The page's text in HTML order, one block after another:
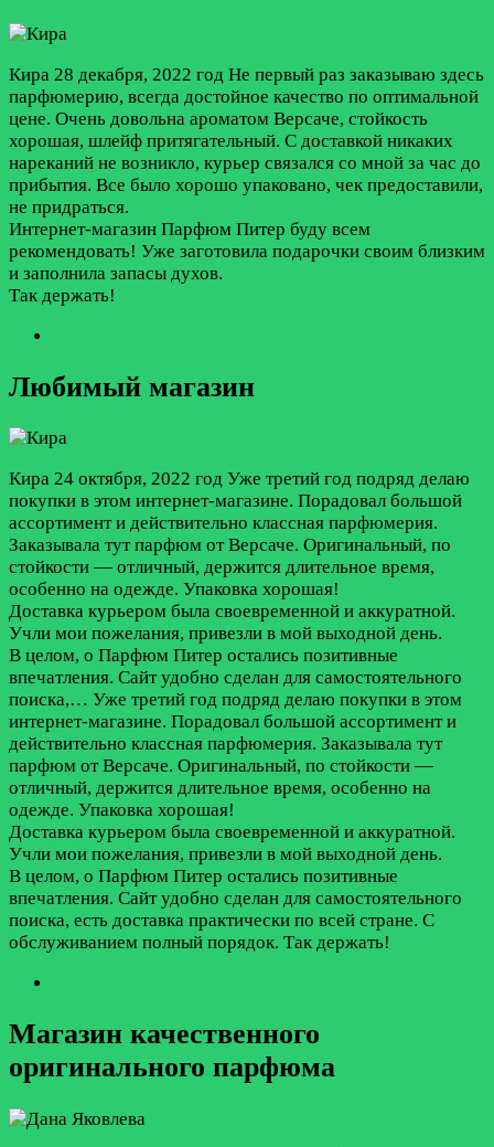
Кира 28 декабря, 2022 год Не первый раз заказываю здесь
парфюмерию, всегда достойное качество по оптимальной
цене. Очень довольна ароматом Версаче, стойкость
хорошая, шлейф притягательный. С доставкой никаких
нареканий не возникло, курьер связался со мной за час до
прибытия. Все было хорошо упаковано, чек предоставили,
не придраться.
Интернет-магазин Парфюм Питер буду всем
рекомендовать! Уже заготовила подарочки своим близким
и заполнила запасы духов.
Так держать!
Любимый магазин
Кира 24 октября, 2022 год Уже третий год подряд делаю
покупки в этом интернет-магазине. Порадовал большой
ассортимент и действительно классная парфюмерия.
Заказывала тут парфюм от Версаче. Оригинальный, по
стойкости — отличный, держится длительное время,
особенно на одежде. Упаковка хорошая!
Доставка курьером была своевременной и аккуратной.
Учли мои пожелания, привезли в мой выходной день.
В целом, о Парфюм Питер остались позитивные
впечатления. Сайт удобно сделан для самостоятельного
поиска,… Уже третий год подряд делаю покупки в этом
интернет-магазине. Порадовал большой ассортимент и
действительно классная парфюмерия. Заказывала тут
парфюм от Версаче. Оригинальный, по стойкости —
отличный, держится длительное время, особенно на
одежде. Упаковка хорошая!
Доставка курьером была своевременной и аккуратной.
Учли мои пожелания, привезли в мой выходной день.
В целом, о Парфюм Питер остались позитивные
впечатления. Сайт удобно сделан для самостоятельного
поиска, есть доставка практически по всей стране. С
обслуживанием полный порядок. Так держать!
Магазин качественного
оригинального парфюма